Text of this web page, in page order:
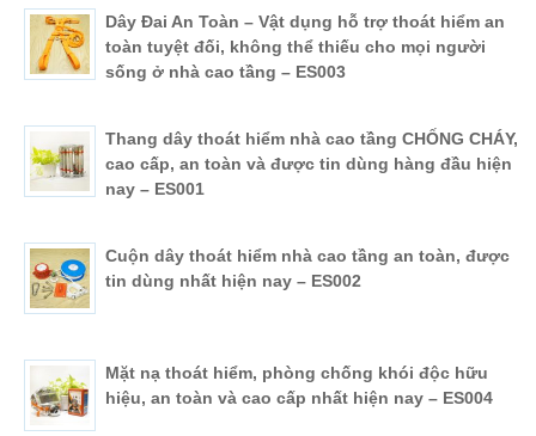
Dây Đai An Toàn – Vật dụng hỗ trợ thoát hiểm an
toàn tuyệt đối, không thể thiếu cho mọi người
sống ở nhà cao tầng – ES003
Thang dây thoát hiểm nhà cao tầng CHỐNG CHÁY,
cao cấp, an toàn và được tin dùng hàng đầu hiện
nay – ES001
Cuộn dây thoát hiểm nhà cao tầng an toàn, được
tin dùng nhất hiện nay – ES002
Mặt nạ thoát hiểm, phòng chống khói độc hữu
hiệu, an toàn và cao cấp nhất hiện nay – ES004